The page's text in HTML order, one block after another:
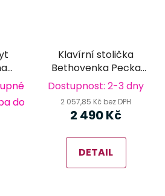
do
Klavírní stolička
Bethovenka Pecka
PPB-016 BM (black
mat)
Dostupnost: 2-3 dny
2 057,85 Kč bez DPH
2 490 Kč
DETAIL